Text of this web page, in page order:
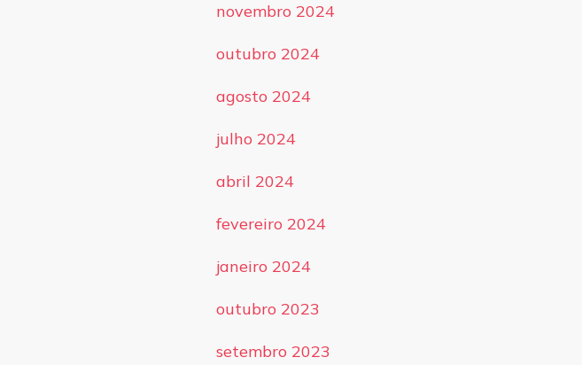
novembro 2024
outubro 2024
agosto 2024
julho 2024
abril 2024
fevereiro 2024
janeiro 2024
outubro 2023
setembro 2023